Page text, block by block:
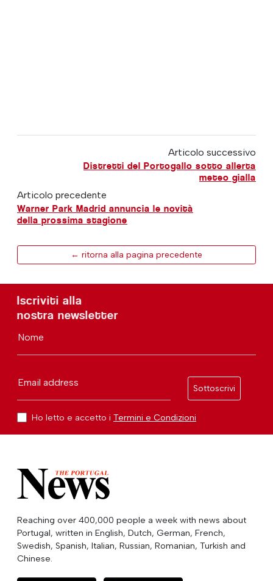
Articolo successivo
Distretti del Portogallo sotto allerta
meteo gialla
Articolo precedente
Warner Park Madrid annuncia le novità
della prossima stagione
← ritorna alla pagina precedente
Iscriviti alla
nostra newsletter
Nome
Email address
Sottoscrivi
Ho letto e accetto i Termini e Condizioni
Reaching over 400,000 people a week with news about
Portugal, written in English, Dutch, German, French,
Swedish, Spanish, Italian, Russian, Romanian, Turkish and
Chinese.